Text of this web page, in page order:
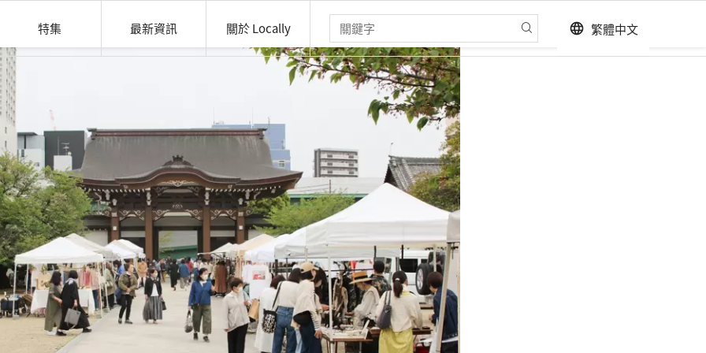
特集 最新資訊 關於 Locally language 繁體中文